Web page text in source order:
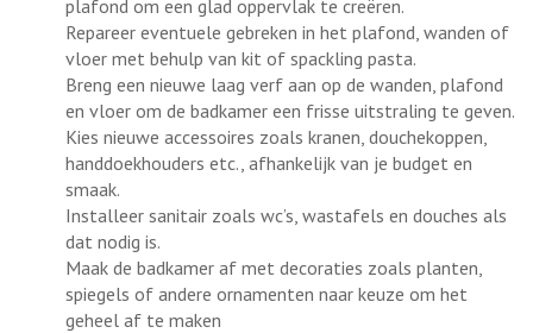
plafond om een glad oppervlak te creëren.
Repareer eventuele gebreken in het plafond, wanden of
vloer met behulp van kit of spackling pasta.
Breng een nieuwe laag verf aan op de wanden, plafond
en vloer om de badkamer een frisse uitstraling te geven.
Kies nieuwe accessoires zoals kranen, douchekoppen,
handdoekhouders etc., afhankelijk van je budget en
smaak.
Installeer sanitair zoals wc’s, wastafels en douches als
dat nodig is.
Maak de badkamer af met decoraties zoals planten,
spiegels of andere ornamenten naar keuze om het
geheel af te maken